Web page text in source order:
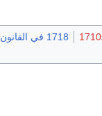
1718 في القانون